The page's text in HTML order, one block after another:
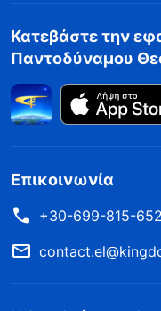
Κατεβάστε την
Παντοδύναμου
Επικοινωνία
+30-699-815-